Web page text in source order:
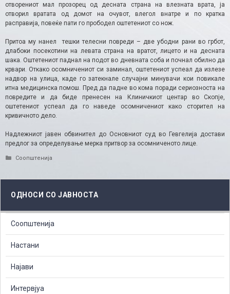
отворениот мал прозорец од десната страна на влезната врата, ја
отворил вратата од домот на очувот, влегол внатре и по кратка
расправија, повеќе пати го прободел оштетениот со нож.
Притоа му нанел тешки телесни повреди – две убодни рани во грбот,
длабоки посекотини на левата страна на вратот, лицето и на десната
шака. Оштетениот паднал на подот во дневната соба и почнал обилно да
крвари. Откако осомничениот си заминал, оштетениот успеал да излезе
надвор на улица, каде го затекнале случајни минувачи кои повикале
итна медицинска помош. Пред да падне во кома поради сериозноста на
повредите и да биде пренесен на Клиничкиот центар во Скопје,
оштетениот успеал да го наведе осомничениот како сторител на
кривичното дело.​
Надлежниот јавен обвинител до Основниот суд во Гевгелија достави
предлог за определување мерка притвор за осомниченото лице.
Categories
Соопштенија
ОДНОСИ СО ЈАВНОСТА
Соопштенија
Настани
Најави
Интервјуа